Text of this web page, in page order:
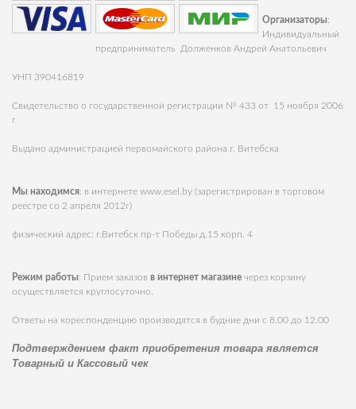
Организаторы:
Индивидуальный
предприниматель Долженков Андрей Анатольевич
УНП 390416819
Свидетельство о государственной регистрации № 433 от 15 ноября 2006
г
Выдано администрацией первомайского района г. Витебска
Мы находимся: в интернете www.esel.by (зарегистрирован в торговом
реестре со 2 апреля 2012г)
физический адрес: г.Витебск пр-т Победы д.15 корп. 4
Режим работы: Прием заказов в интернет магазине через корзину
осуществляется круглосуточно.
Ответы на кореспонденцию производятся в будние дни с 8.00 до 12.00
Подтверждением факт приобретения товара является
Товарный и Кассовый чек